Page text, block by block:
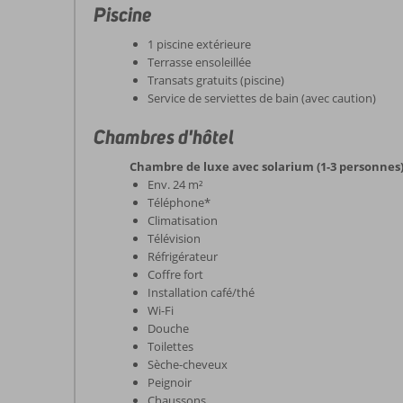
Piscine
1 piscine extérieure
Terrasse ensoleillée
Transats gratuits (piscine)
Service de serviettes de bain (avec caution)
Chambres d'hôtel
Chambre de luxe avec solarium (1-3 personnes)
Env. 24 m²
Téléphone*
Climatisation
Télévision
Réfrigérateur
Coffre fort
Installation café/thé
Wi-Fi
Douche
Toilettes
Sèche-cheveux
Peignoir